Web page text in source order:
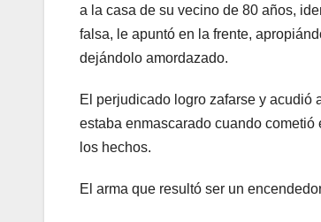
a la casa de su vecino de 80 años,
falsa, le apuntó en la frente,
dejándolo amordazado.
El perjudicado logro zafarse y acudió
estaba enmascarado cuando
los hechos.
El arma que resultó ser un